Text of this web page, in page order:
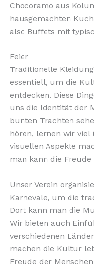
Chocoramo aus
hausgemachten
also Buffets mit
Feier
Traditionelle
essentiell, um die
entdecken. Diese
uns die Identität der
bunten Trachten
hören, lernen wir viel
visuellen Aspekte
man kann die
Unser Verein
Karnevale, um die
Dort kann man die
Wir bieten auch
verschiedenen
machen die Kultur
Freude der